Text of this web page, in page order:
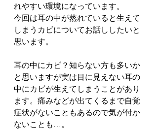
れやすい環境になっています。
今回は耳の中が蒸れていると生えて
しまうカビについてお話ししたいと
思います。
耳の中にカビ？知らない方も多いか
と思いますが実は目に見えない耳の
中にカビが生えてしまうことがあり
ます。痛みなどが出てくるまで自覚
症状がないこともあるので気が付か
ないことも…。